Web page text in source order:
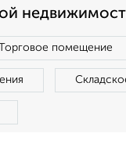
Торговое помещение